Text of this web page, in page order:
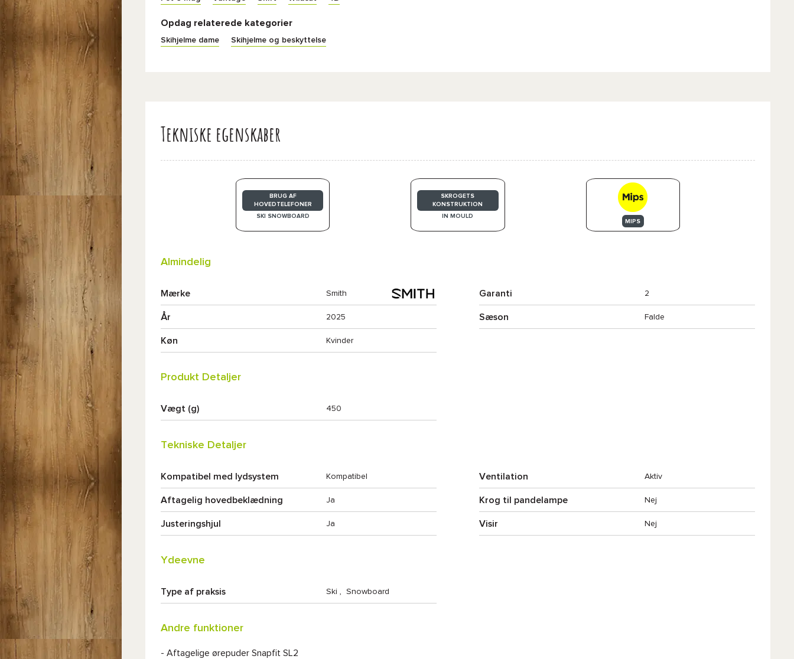
Opdag relaterede kategorier
Skihjelme dame Skihjelme og beskyttelse
Tekniske egenskaber
BRUG AF
HOVEDTELEFONER
SKI SNOWBOARD
SKROGETS
KONSTRUKTION
IN MOULD
MIPS
Almindelig
Mærke Smith Garanti 2
År 2025 Sæson Falde
Køn Kvinder
Produkt Detaljer
Vægt (g) 450
Tekniske Detaljer
Kompatibel med lydsystem Kompatibel Ventilation Aktiv
Aftagelig hovedbeklædning Ja Krog til pandelampe Nej
Justeringshjul Ja Visir Nej
Ydeevne
Type af praksis Ski Snowboard
Andre funktioner
- Aftagelige ørepuder Snapfit SL2